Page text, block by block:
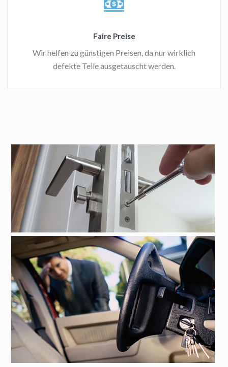
Faire Preise
Wir helfen zu günstigen Preisen, da nur wirklich
defekte Teile ausgetauscht werden.